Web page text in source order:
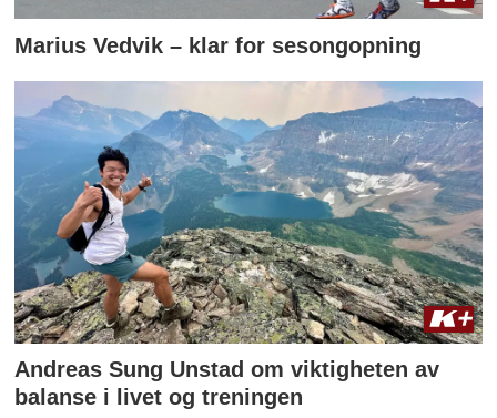
Marius Vedvik – klar for sesongopning
Andreas Sung Unstad om viktigheten av
balanse i livet og treningen